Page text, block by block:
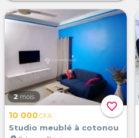
favorite_border
2 mois
10 000CFA
Studio meublé à cotonou